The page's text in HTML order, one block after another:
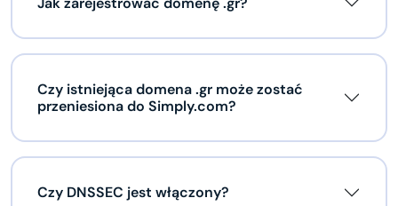
Czy istniejąca domena .gr może zostać
przeniesiona do Simply.com?
Czy DNSSEC jest włączony?